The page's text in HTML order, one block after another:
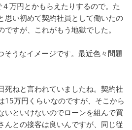
万円とかもらえたりするので。た
思い初めて契約社員として働いたの
すが、これがもう地獄でした。
そうなイメージです。最近色々問題
死ねと言われていましたね。契約社
15万円くらいなのですが、そこから
いといけないのでローンを組んで買
んとの接客は良いんですが、同じ従